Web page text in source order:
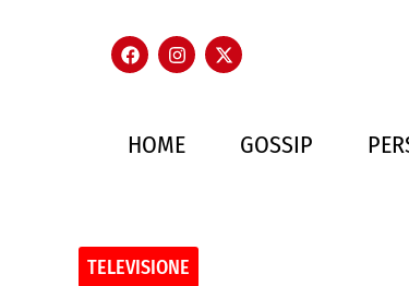
HOME GOSSIP
TELEVISIONE